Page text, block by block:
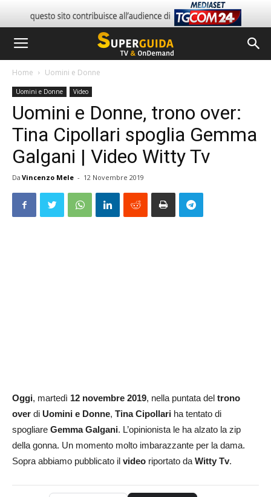
Home Uomini e Donne
Uomini e Donne Video
Uomini e Donne, trono over:
Tina Cipollari spoglia Gemma
Galgani | Video Witty Tv
Da Vincenzo Mele - 12 Novembre 2019
Oggi, martedì 12 novembre 2019, nella puntata del trono
over di Uomini e Donne, Tina Cipollari ha tentato di
spogliare Gemma Galgani. L’opinionista le ha alzato la zip
della gonna. Un momento molto imbarazzante per la dama.
Sopra abbiamo pubblicato il video riportato daWitty Tv.